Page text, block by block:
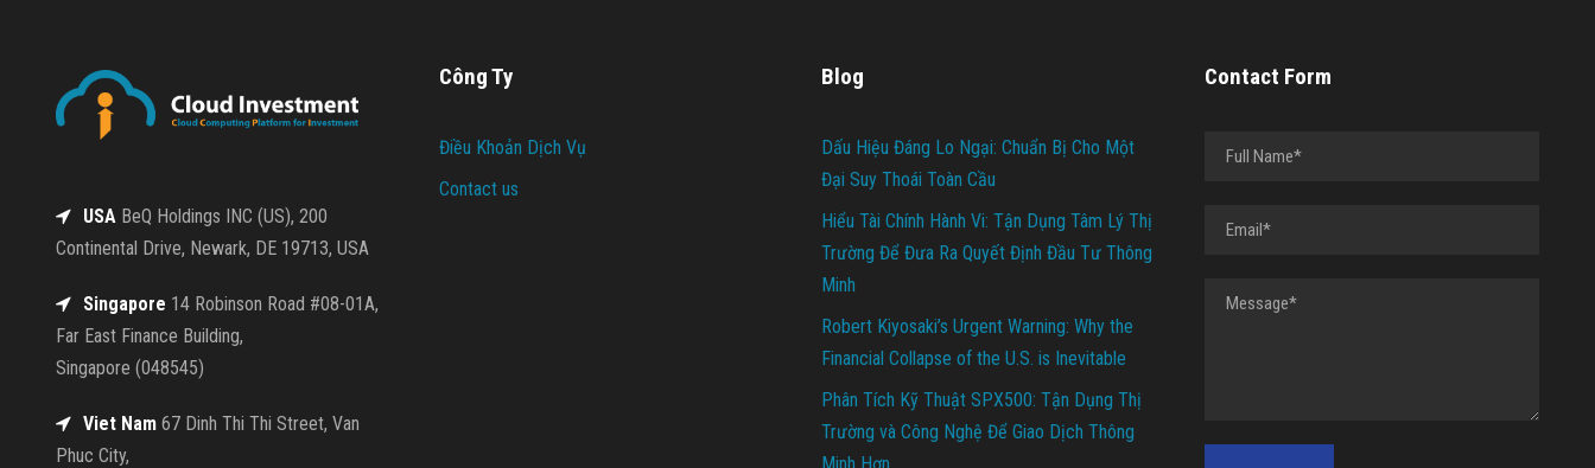
USA BeQ Holdings INC (US), 200
Continental Drive, Newark, DE 19713, USA
Singapore 14 Robinson Road #08-01A,
Far East Finance Building,
Singapore (048545)
Viet Nam 67 Dinh Thi Thi Street, Van
Phuc City,
Công Ty
Điều Khoản Dịch Vụ
Contact us
Blog
Dấu Hiệu Đáng Lo Ngại: Chuẩn Bị Cho Một
Đại Suy Thoái Toàn Cầu
Hiểu Tài Chính Hành Vi: Tận Dụng Tâm Lý Thị
Trường Để Đưa Ra Quyết Định Đầu Tư Thông
Minh
Robert Kiyosaki’s Urgent Warning: Why the
Financial Collapse of the U.S. is Inevitable
Phân Tích Kỹ Thuật SPX500: Tận Dụng Thị
Trường và Công Nghệ Để Giao Dịch Thông
Contact Form